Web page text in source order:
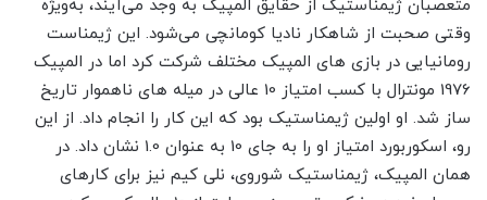
متعصبان ژیمناستیک از حقایق المپیک به وجد می‌آیند، به‌ویژه
وقتی صحبت از شاهکار نادیا کومانچی می‌شود. این ژیمناست
رومانیایی در بازی های المپیک مختلف شرکت کرد اما در المپیک
1976 مونترال با کسب امتیاز 10 عالی در میله های ناهموار تاریخ
ساز شد. او اولین ژیمناستیک بود که این کار را انجام داد. از این
رو، اسکوربورد امتیاز او را به جای 10 به عنوان 1.0 نشان داد. در
همان المپیک، ژیمناستیک شوروی، نلی کیم نیز برای کارهای